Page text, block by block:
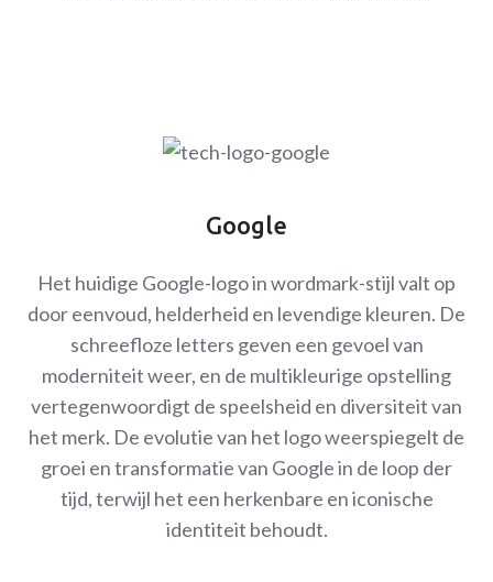
Google
Het huidige Google-logo in wordmark-stijl valt op
door eenvoud, helderheid en levendige kleuren. De
schreefloze letters geven een gevoel van
moderniteit weer, en de multikleurige opstelling
vertegenwoordigt de speelsheid en diversiteit van
het merk. De evolutie van het logo weerspiegelt de
groei en transformatie van Google in de loop der
tijd, terwijl het een herkenbare en iconische
identiteit behoudt.